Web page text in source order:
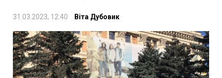
31.03.2023, 12:40 Віта Дубовик